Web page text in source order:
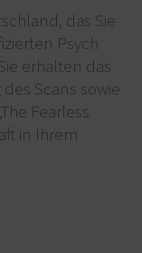
das Sie
Psych
erhalten das
Scans sowie
Fearless
in Ihrem